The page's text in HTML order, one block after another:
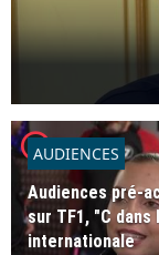
player2AUDIENCES
Audiences pré-
sur TF1, "C
internationale